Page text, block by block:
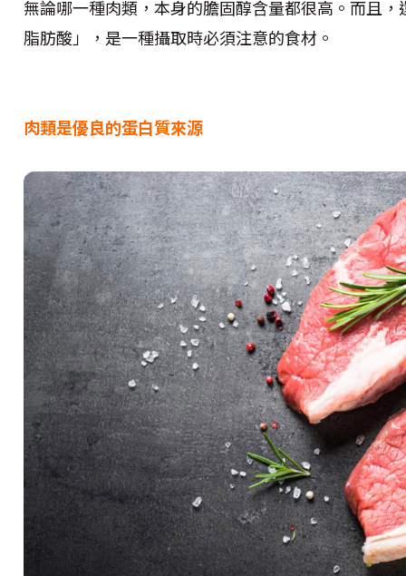
無論哪一種肉類，本身的膽固醇含量都很高。而且
脂肪酸」，是一種攝取時必須注意的食材。
肉類是優良的蛋白質來源